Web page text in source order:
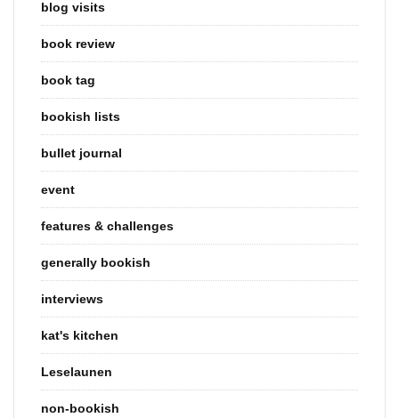
blog visits
book review
book tag
bookish lists
bullet journal
event
features & challenges
generally bookish
interviews
kat's kitchen
Leselaunen
non-bookish